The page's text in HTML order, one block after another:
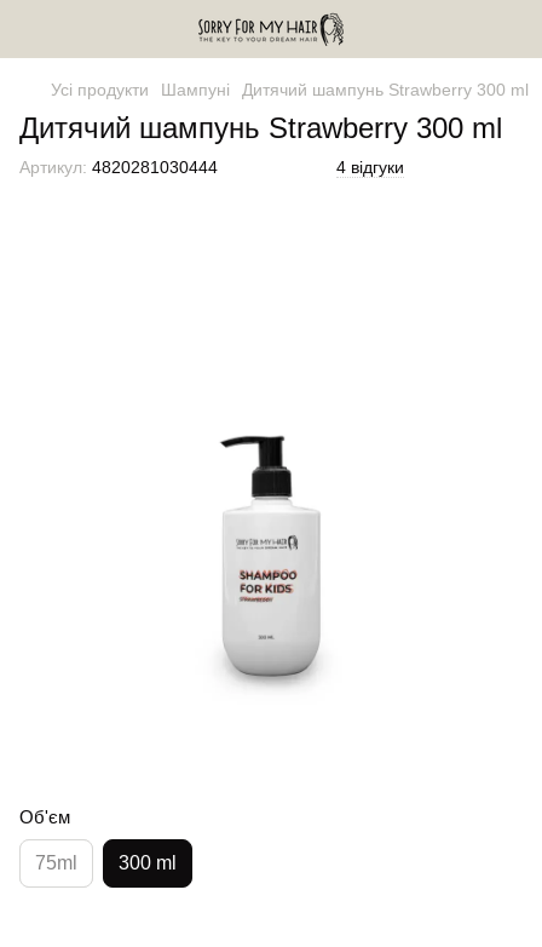
Усі продукти Шампуні Дитячий шампунь Strawberry 300 ml
Дитячий шампунь Strawberry 300 ml
Артикул: 4820281030444 4 відгуки
Об'єм
75ml 300 ml